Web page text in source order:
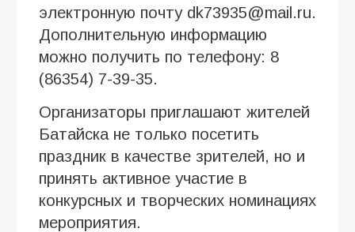
электронную почту dk73935@mail.ru.
Дополнительную информацию
можно получить по телефону: 8
(86354) 7-39-35.
Организаторы приглашают жителей
Батайска не только посетить
праздник в качестве зрителей, но и
принять активное участие в
конкурсных и творческих номинациях
мероприятия.